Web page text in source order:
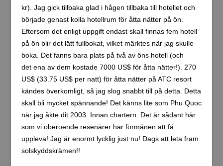
kr). Jag gick tillbaka glad i hågen tillbaka till hotellet och
började genast kolla hotellrum för åtta nätter på ön.
Eftersom det enligt uppgift endast skall finnas fem hotell
på ön blir det lätt fullbokat, vilket märktes när jag skulle
boka. Det fanns bara plats på två av öns hotell (och
det ena av dem kostade 7000 US$ för åtta nätter!). 270
US$ (33.75 US$ per natt) för åtta nätter på ATC resort
kändes överkomligt, så jag slog snabbt till på detta. Detta
skall bli mycket spännande! Det känns lite som Phu Quoc
när jag åkte dit 2003. Innan chartern. Det är sådant här
som vi oberoende resenärer har förmånen att få
uppleva! Jag är enormt lycklig just nu! Dags att leta fram
solskyddskrämen!!